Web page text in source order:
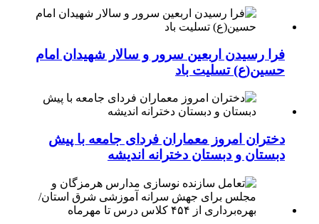
فرا رسیدن اربعین سرور و سالار شهیدان امام
حسین(ع) تسلیت باد
دختران امروز معماران فردای جامعه با پیش
دبستان و دبستان دخترانه اندیشه